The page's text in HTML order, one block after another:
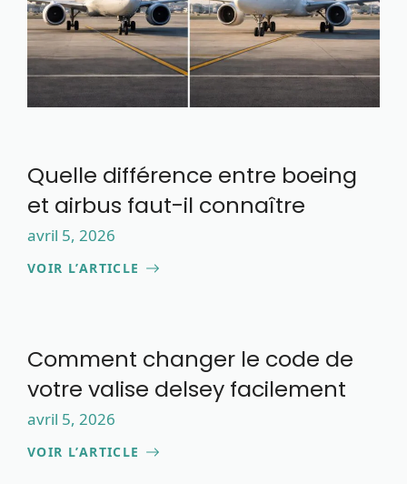
Quelle différence entre boeing
et airbus faut-il connaître
avril 5, 2026
VOIR L’ARTICLE
Comment changer le code de
votre valise delsey facilement
avril 5, 2026
VOIR L’ARTICLE